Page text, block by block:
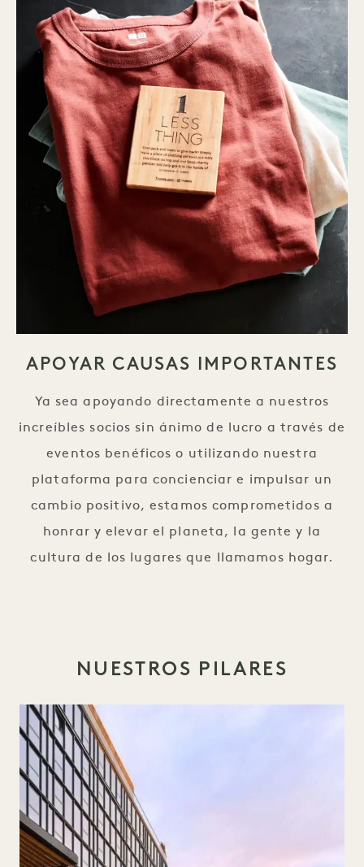
APOYAR CAUSAS IMPORTANTES
Ya sea apoyando directamente a nuestros
increíbles socios sin ánimo de lucro a través de
eventos benéficos o utilizando nuestra
plataforma para concienciar e impulsar un
cambio positivo, estamos comprometidos a
honrar y elevar el planeta, la gente y la
cultura de los lugares que llamamos hogar.
NUESTROS PILARES